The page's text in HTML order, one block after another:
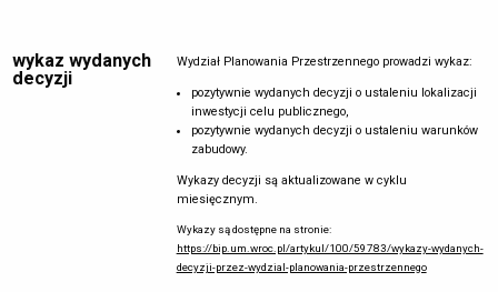
wymagane prawem uzgodnienia.
wykaz wydanych
decyzji
Wydział Planowania Przestrzennego prowadzi wykaz:
pozytywnie wydanych decyzji o ustaleniu lokalizacji
inwestycji celu publicznego,
pozytywnie wydanych decyzji o ustaleniu warunków
zabudowy.
Wykazy decyzji są aktualizowane w cyklu
miesięcznym.
Wykazy są dostępne na stronie:
https://bip.um.wroc.pl/artykul/100/59783/wykazy-wydanych-
decyzji-przez-wydzial-planowania-przestrzennego